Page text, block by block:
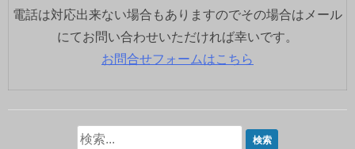
電話は対応出来ない場合もありますのでその場合はメール
にてお問い合わせいただければ幸いです。
お問合せフォームはこちら